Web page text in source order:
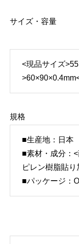
サイズ・容量
<現品サイズ
規格
■生産地：日本
■素材・成分：
ピレン樹脂貼り
■パッケージ：